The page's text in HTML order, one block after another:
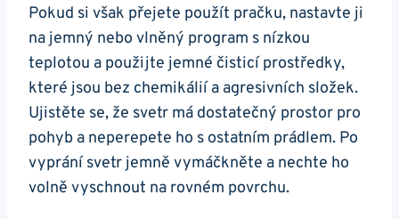
Pokud si⁢ však přejete použít pračku, nastavte ji
na jemný nebo ⁢vlněný program s‌ nízkou
teplotou a použijte jemné čisticí prostředky,
které jsou bez chemikálií a agresivních složek.
Ujistěte se, že svetr má dostatečný prostor‌ pro
pohyb a⁢ neperepete ho s ostatním prádlem. Po
vyprání svetr jemně vymáčkněte⁤ a nechte ho⁣
volně vyschnout na rovném povrchu.